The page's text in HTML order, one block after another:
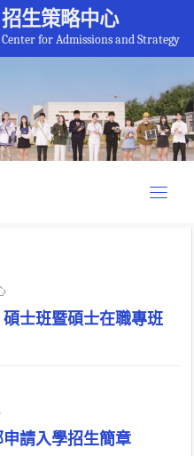
招生策略中心
Center for Admissions and Strategy
士班暨碩士在職專班
請入學招生簡章